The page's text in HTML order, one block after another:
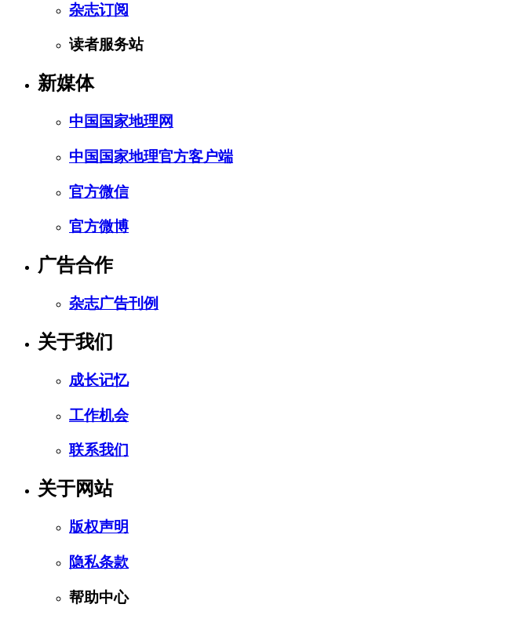
杂志订阅
读者服务站
新媒体
中国国家地理网
中国国家地理官方客户端
官方微信
官方微博
广告合作
杂志广告刊例
关于我们
成长记忆
工作机会
联系我们
关于网站
版权声明
隐私条款
帮助中心